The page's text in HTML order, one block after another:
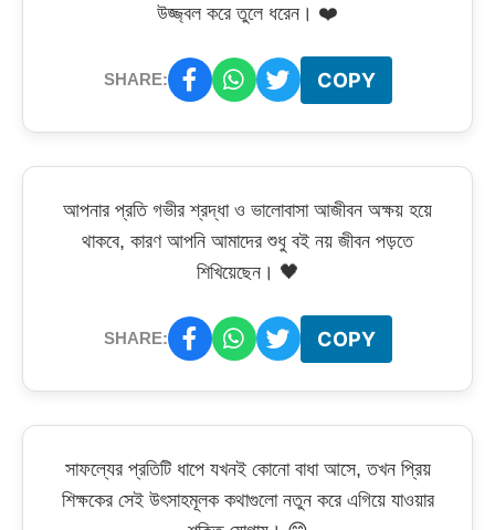
উজ্জ্বল করে তুলে ধরেন। ❤️
SHARE: COPY
আপনার প্রতি গভীর শ্রদ্ধা ও ভালোবাসা আজীবন অক্ষয় হয়ে
থাকবে, কারণ আপনি আমাদের শুধু বই নয় জীবন পড়তে
শিখিয়েছেন। 🖤
SHARE: COPY
সাফল্যের প্রতিটি ধাপে যখনই কোনো বাধা আসে, তখন প্রিয়
শিক্ষকের সেই উৎসাহমূলক কথাগুলো নতুন করে এগিয়ে যাওয়ার